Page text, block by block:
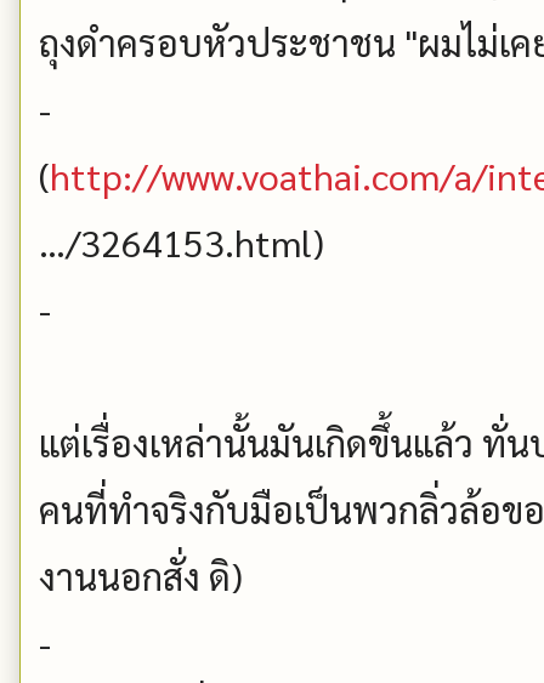
ถุงดำครอบหัวประชาชน "ผมไม่เ
-
(http://www.voathai.com/a/
…/3264153.html)
-
แต่เรื่องเหล่านั้นมันเกิดขึ้นแล้ว ทั่
คนที่ทำจริงกับมือเป็นพวกลิ่วล้อข
งานนอกสั่ง ดิ)
-